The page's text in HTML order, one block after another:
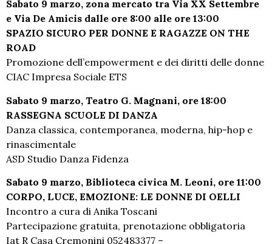
Sabato 9 marzo, zona mercato tra Via XX Settembre
e Via De Amicis dalle ore 8:00 alle ore 13:00
SPAZIO SICURO PER DONNE E RAGAZZE ON THE
ROAD
Promozione dell’empowerment e dei diritti delle donne
CIAC Impresa Sociale ETS
Sabato 9 marzo, Teatro G. Magnani, ore 18:00
RASSEGNA SCUOLE DI DANZA
Danza classica, contemporanea, moderna, hip-hop e
rinascimentale
ASD Studio Danza Fidenza
Sabato 9 marzo, Biblioteca civica M. Leoni, ore 11:00
CORPO, LUCE, EMOZIONE: LE DONNE DI OELLI
Incontro a cura di Anika Toscani
Partecipazione gratuita, prenotazione obbligatoria
Iat R Casa Cremonini 052483377 –